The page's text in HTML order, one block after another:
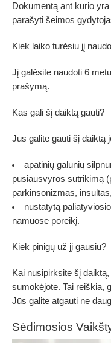
Dokumentą ant kurio
parašyti šeimos
Kiek laiko turėsiu jį
Jį galėsite naudoti 6
prašymą.
Kas gali šį daiktą gauti?
Jūs galite gauti šį daiktą
apatinių galūnių
pusiausvyros sutrikimą
parkinsonizmas,
nustatytą
namuose poreikį.
Kiek pinigų už jį gausiu?
Kai nusipirksite šį
sumokėjote. Tai reiškia,
Jūs galite atgauti ne
Sėdimosios